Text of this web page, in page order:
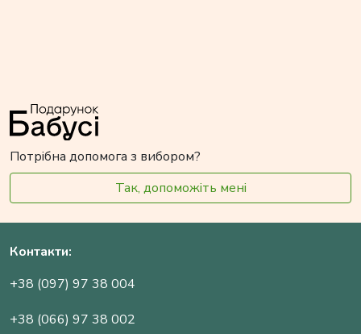
Потрібна допомога з вибором?
Так, допоможіть мені
Контакти:
+38 (097) 97 38 004
+38 (066) 97 38 002